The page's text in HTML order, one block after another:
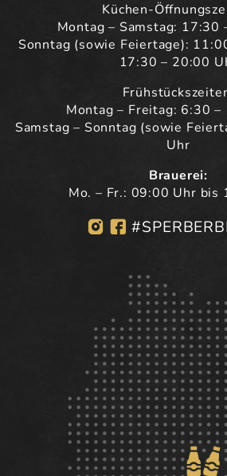
Küchen-
Montag – Samstag: 17:30
Sonntag (sowie Feiertage):
17:30 – 20:00
Montag – Freitag: 6:30
Samstag – Sonntag (sowie
Uhr
Brauerei:
Mo. – Fr.: 09:00 Uhr bis